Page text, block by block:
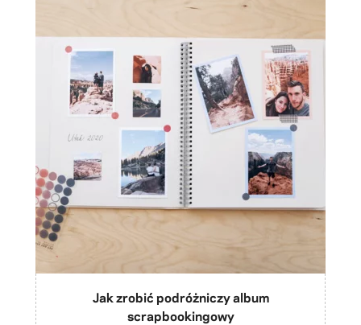
Jak zrobić podróżniczy album
scrapbookingowy